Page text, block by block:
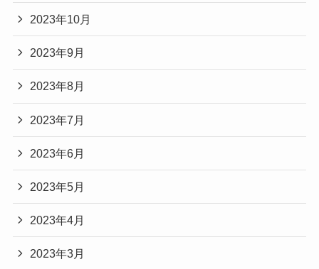
2023年10月
2023年9月
2023年8月
2023年7月
2023年6月
2023年5月
2023年4月
2023年3月